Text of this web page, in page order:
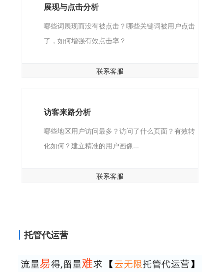
展现与点击分析
哪些词展现而没有被点击？哪些关键词被用户点击
了，如何增强有效点击率？
联系客服
访客来路分析
哪些地区用户访问最多？访问了什么页面？有效转
化如何？建立精准的用户画像...
联系客服
托管代运营